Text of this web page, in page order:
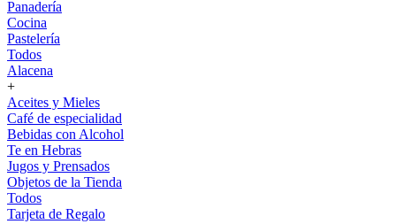
Panadería
Cocina
Pastelería
Todos
Alacena
+
Aceites y Mieles
Café de especialidad
Bebidas con Alcohol
Te en Hebras
Jugos y Prensados
Objetos de la Tienda
Todos
Tarjeta de Regalo